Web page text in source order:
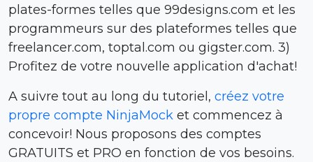
plates-formes telles que 99designs.com et les
programmeurs sur des plateformes telles que
freelancer.com, toptal.com ou gigster.com. 3)
Profitez de votre nouvelle application d'achat!
A suivre tout au long du tutoriel, créez votre
propre compte NinjaMock et commencez à
concevoir! Nous proposons des comptes
GRATUITS et PRO en fonction de vos besoins.